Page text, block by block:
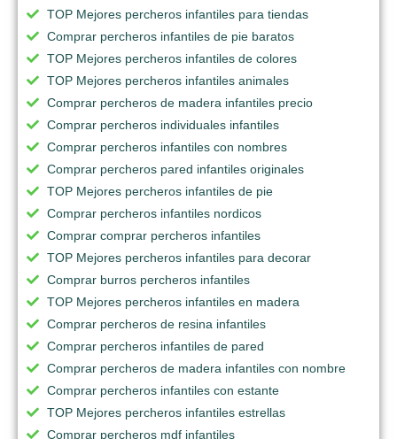
TOP Mejores percheros infantiles para tiendas
Comprar percheros infantiles de pie baratos
TOP Mejores percheros infantiles de colores
TOP Mejores percheros infantiles animales
Comprar percheros de madera infantiles precio
Comprar percheros individuales infantiles
Comprar percheros infantiles con nombres
Comprar percheros pared infantiles originales
TOP Mejores percheros infantiles de pie
Comprar percheros infantiles nordicos
Comprar comprar percheros infantiles
TOP Mejores percheros infantiles para decorar
Comprar burros percheros infantiles
TOP Mejores percheros infantiles en madera
Comprar percheros de resina infantiles
Comprar percheros infantiles de pared
Comprar percheros de madera infantiles con nombre
Comprar percheros infantiles con estante
TOP Mejores percheros infantiles estrellas
Comprar percheros mdf infantiles